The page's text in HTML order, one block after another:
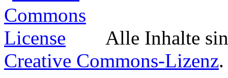
Alle Inhalte
Creative Commons-Lizenz.